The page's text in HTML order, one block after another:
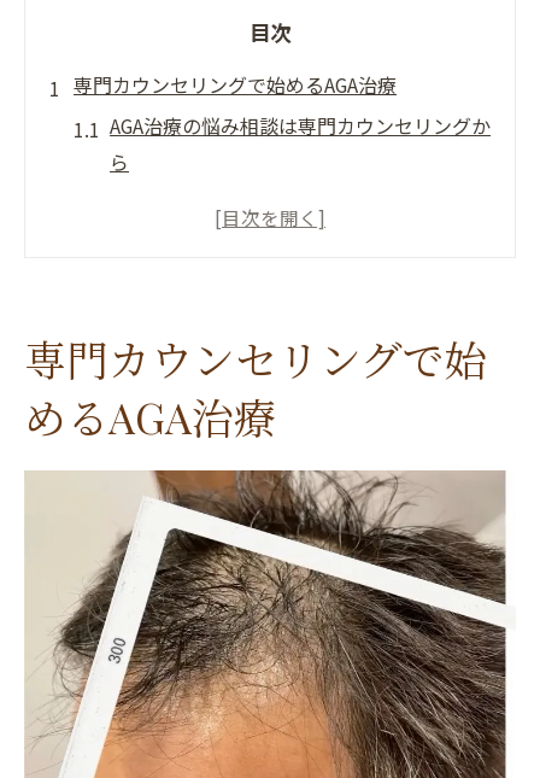
目次
専門カウンセリングで始めるAGA治療
AGA治療の悩み相談は専門カウンセリングか
ら
カウンセリングで明確になるAGA治療の進め
AGA治療の事前相談で安心できる理由とは
医療提携サロンで受ける丁寧なAGA治療説明
三重県津市で注目の医療提携サロン特徴
AGA治療に強い医療提携サロン独自の体制
医療連携によるAGA治療のサロンメリット比
較
三重県津市で選ばれるAGA治療サロンの魅力
AGA治療の安心感はサロンの医療提携で変わ
る
医療提携サロンのAGA治療サポート内容を紹
介
専門カウンセリングで始
めるAGA治療